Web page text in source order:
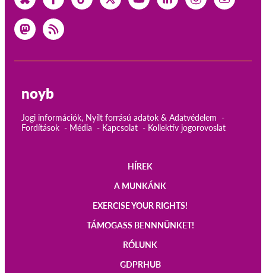
noyb
Jogi információk, Nyílt forrású adatok & Adatvédelem
Fordítások
Média Kapcsolat Kollektív jogorovoslat
HÍREK
A MUNKÁNK
EXERCISE YOUR RIGHTS!
TÁMOGASS BENNNÜNKET!
RÓLUNK
GDPRHUB